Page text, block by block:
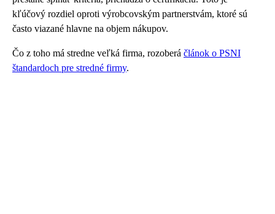
kľúčový rozdiel oproti výrobcovským partnerstvám, ktoré sú
často viazané hlavne na objem nákupov.
Čo z toho má stredne veľká firma, rozoberá článok o PSNI
štandardoch pre stredné firmy.